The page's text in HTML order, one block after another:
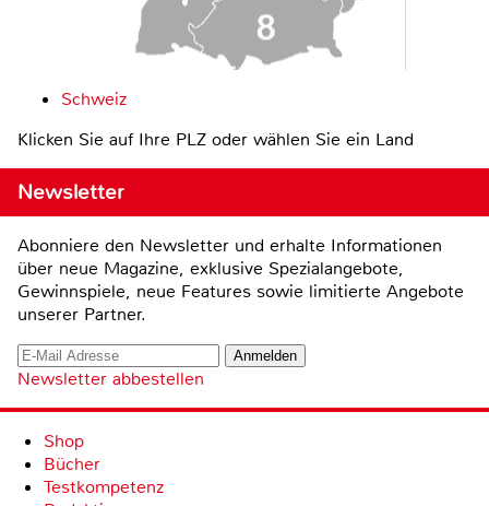
Schweiz
Klicken Sie auf Ihre PLZ oder wählen Sie ein Land
Newsletter
Abonniere den Newsletter und erhalte Informationen
über neue Magazine, exklusive Spezialangebote,
Gewinnspiele, neue Features sowie limitierte Angebote
unserer Partner.
Newsletter abbestellen
Shop
Bücher
Testkompetenz